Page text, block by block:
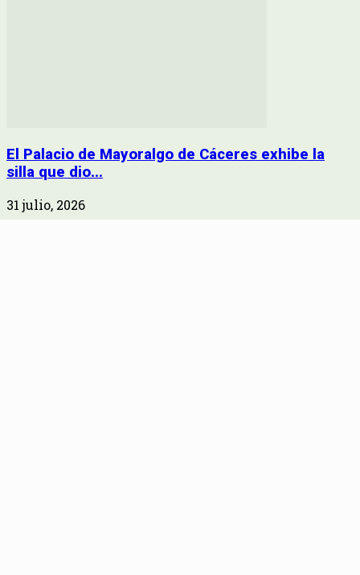
El Palacio de Mayoralgo de Cáceres exhibe la
silla que dio...
31 julio, 2026